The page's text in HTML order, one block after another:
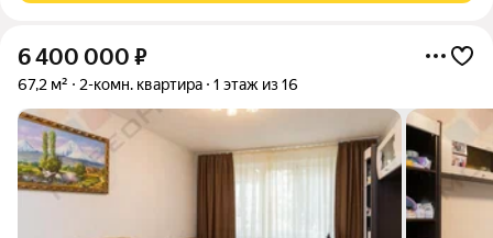
6 400 000 ₽
67,2 м² 2-комн. квартира 1 этаж из 16